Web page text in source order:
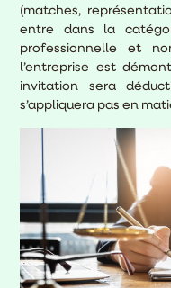
(matches,
entre dans la
professionnelle et
l’entreprise est
invitation sera
s’appliquera pas en